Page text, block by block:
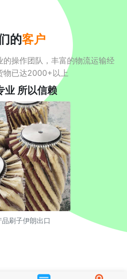
的客户
的操作团队，丰富的物流运输经
物已达2000+以上
业 所以信赖
品刷子伊朗出口